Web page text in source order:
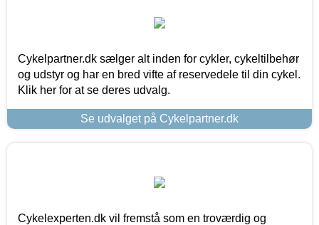
Cykelpartner.dk sælger alt inden for cykler, cykeltilbehør
og udstyr og har en bred vifte af reservedele til din cykel.
Klik her for at se deres udvalg.
Se udvalget på Cykelpartner.dk
Cykelexperten.dk vil fremstå som en troværdig og